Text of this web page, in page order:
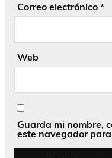
Correo electrónico *
Web
Guarda mi nombre,
este navegador